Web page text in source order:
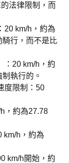
法律限制，而
20 km/h，約為
騎行，而不是比
：20 km/h，約
執行的。
度限制：50
，約為27.78
km/h，約為
km/h開始，約